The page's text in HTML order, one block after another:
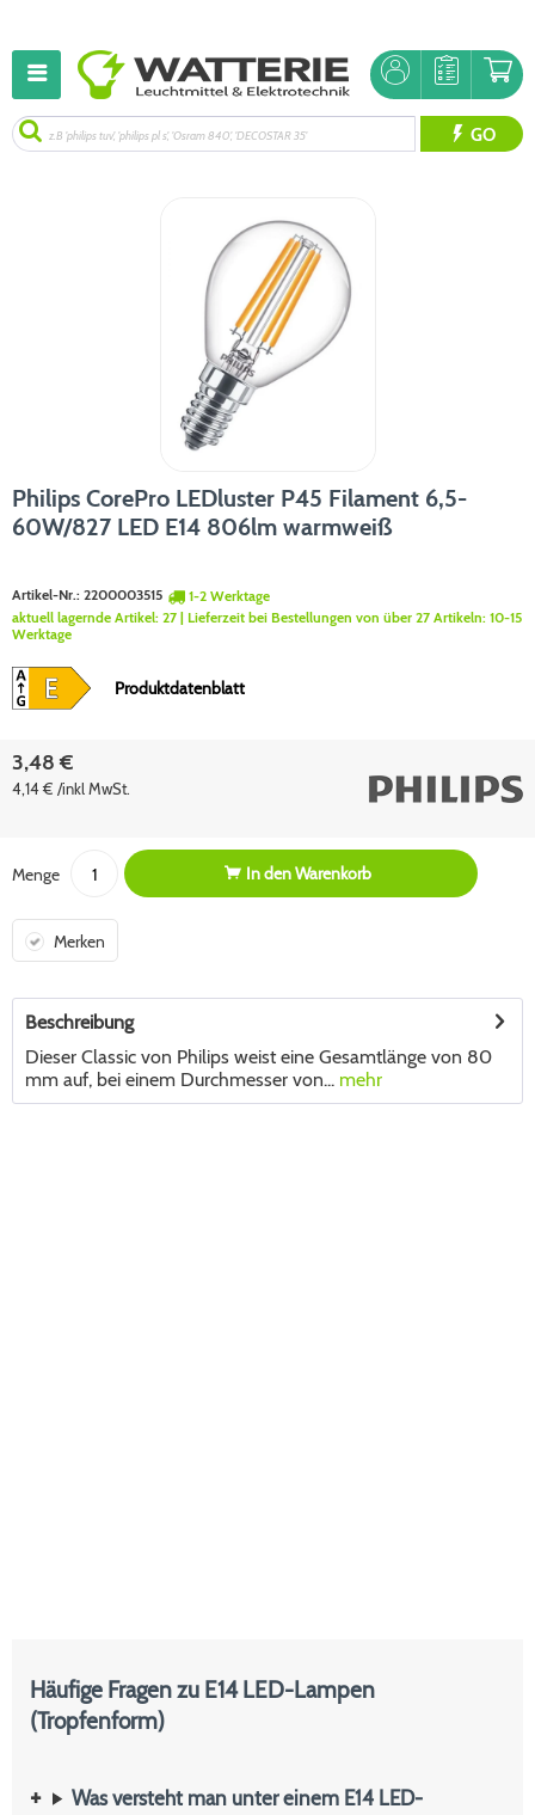
GO
Philips CorePro LEDluster P45 Filament 6,5-
60W/827 LED E14 806lm warmweiß
Artikel-Nr.: 2200003515
1-2 Werktage
aktuell lagernde Artikel: 27 | Lieferzeit bei Bestellungen von über 27 Artikeln: 10-15
Werktage
Produktdatenblatt
3,48 €
4,14 € /inkl MwSt.
Menge In denWarenkorb
Merken
Beschreibung
Dieser Classic von Philips weist eine Gesamtlänge von 80
mm auf, bei einem Durchmesser von... mehr
Häufige Fragen zu E14 LED-Lampen
(Tropfenform)
Was versteht man unter einem E14 LED-